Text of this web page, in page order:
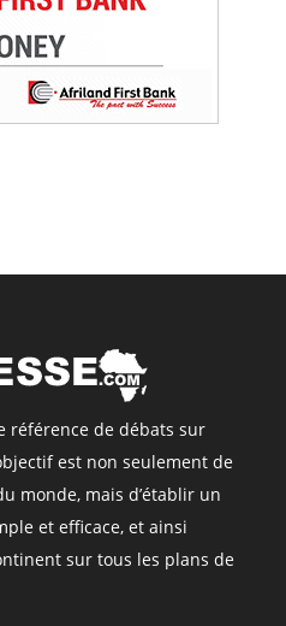
référence de débats sur
est non seulement de
monde, mais d’établir un
et efficace, et ainsi
sur tous les plans de